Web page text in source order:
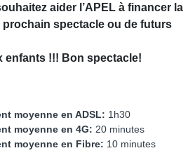
aider l’APEL à financer la
prochain spectacle ou de futurs
enfants !!! Bon spectacle!
moyenne en ADSL: 1h30
moyenne en 4G: 20 minutes
moyenne en Fibre: 10 minutes